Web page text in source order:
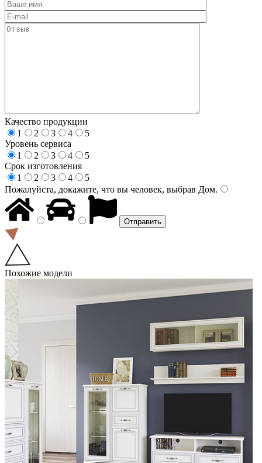
Качество продукции
1
2 3 4
5
Уровень сервиса
1
2 3 4
5
Срок изготовления
1
2 3 4
5
Пожалуйста, докажите, что вы человек, выбрав Дом.
Похожие модели